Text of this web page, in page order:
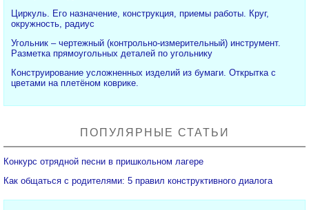
Циркуль. Его назначение, конструкция, приемы работы. Круг,
окружность, радиус
Угольник – чертежный (контрольно-измерительный) инструмент.
Разметка прямоугольных деталей по угольнику
Конструирование усложненных изделий из бумаги. Открытка с
цветами на плетёном коврике.
ПОПУЛЯРНЫЕ СТАТЬИ
Конкурс отрядной песни в пришкольном лагере
Как общаться с родителями: 5 правил конструктивного диалога